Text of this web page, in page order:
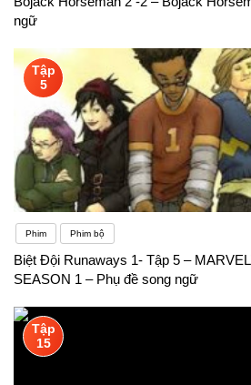
ngữ
Tập
5
Phim Phim bộ
Biệt Đội Runaways 1- Tập 5 –
SEASON 1 – Phụ đề song ngữ
Tập
15